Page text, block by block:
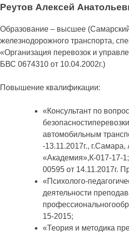
Реутов Алексей
Образование – высшее
железнодорожного транспорта,
«Организация перевозок и
БВС 0674310 от 10.04.2002г.)
Повышение квалификации:
«Консультант по
автомобильным
-13.11.2017г.,
«Академия»,К-017-17-
00595 от 14.11.2017г.
«Психолого-
деятельности
15-2015;
«Теория и методика